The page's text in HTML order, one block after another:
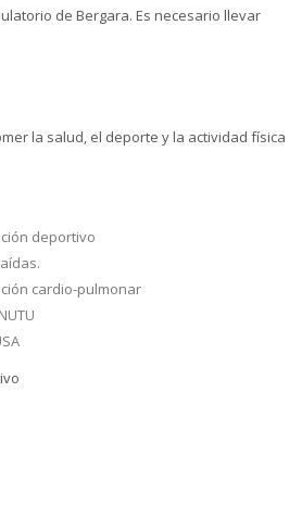
de Bergara. Es necesario llevar
la salud, el deporte y la actividad física
deportivo
cardio-pulmonar